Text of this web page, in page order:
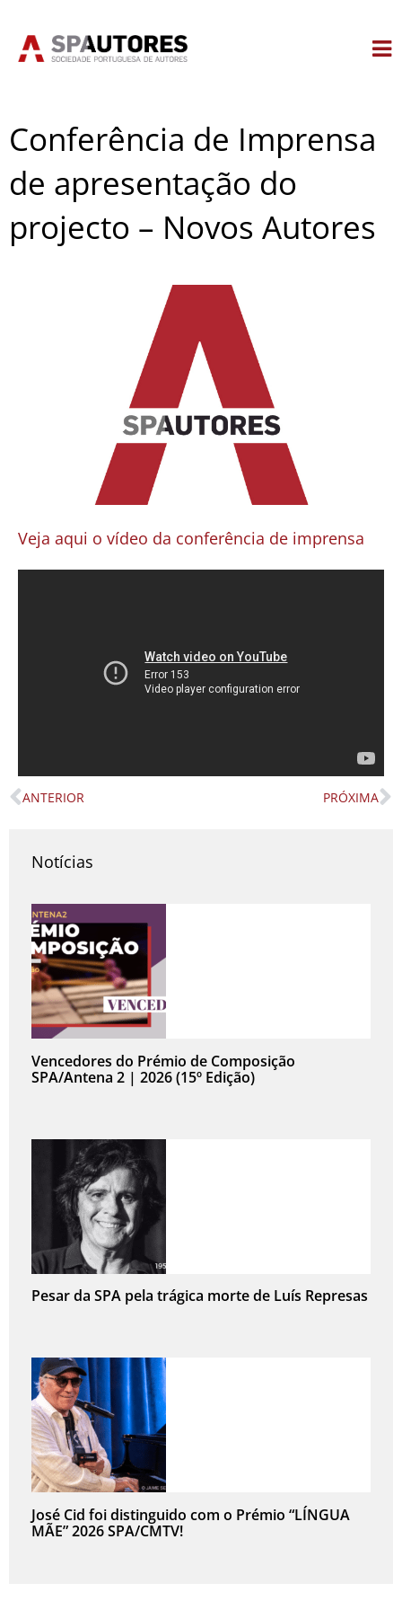
Conferência de Imprensa
de apresentação do
projecto – Novos Autores
Veja aqui o vídeo da conferência de imprensa
Prev
ANTERIOR PRÓXIMA
Notícias
Vencedores do Prémio de Composição
SPA/Antena 2 | 2026 (15º Edição)
Pesar da SPA pela trágica morte de Luís Represas
José Cid foi distinguido com o Prémio “LÍNGUA
MÃE” 2026 SPA/CMTV!